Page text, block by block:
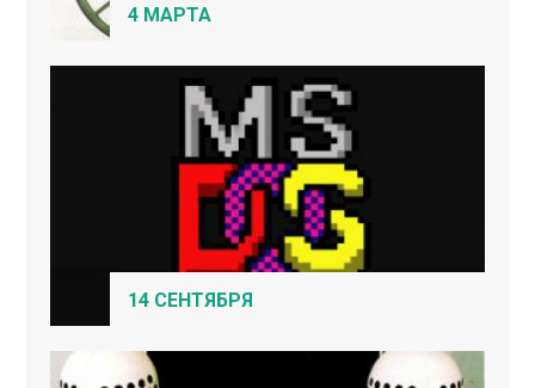
4 МАРТА
14 СЕНТЯБРЯ